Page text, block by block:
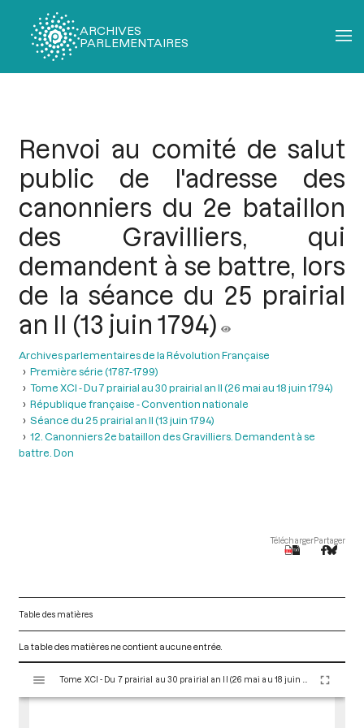
ARCHIVES
PARLEMENTAIRES
Renvoi au comité de salut
public de l'adresse des
canonniers du 2e bataillon
des Gravilliers, qui
demandent à se battre, lors
de la séance du 25 prairial
an II (13 juin 1794)
Archives parlementaires de la Révolution Française
Première série (1787-1799)
Tome XCI - Du 7 prairial au 30 prairial an II (26 mai au 18 juin 1794)
République française - Convention nationale
Séance du 25 prairial an II (13 juin 1794)
12. Canonniers 2e bataillon des Gravilliers. Demandent à se
battre. Don
TéléchargerPartager
Table des matières
La table des matières ne contient aucune entrée.
s